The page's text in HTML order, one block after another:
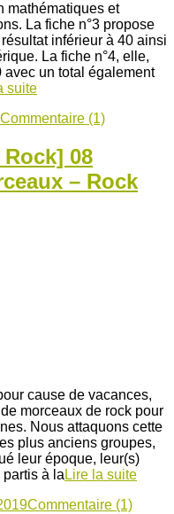
mathématiques et
La fiche n°3 propose
inférieur à 40 ainsi
La fiche n°4, elle,
avec un total également
suite
Commentaire (1)
08
– Rock
cause de vacances,
morceaux de rock pour
Nous attaquons cette
plus anciens groupes,
leur époque, leur(s)
à la Lire la suite
Commentaire (1)